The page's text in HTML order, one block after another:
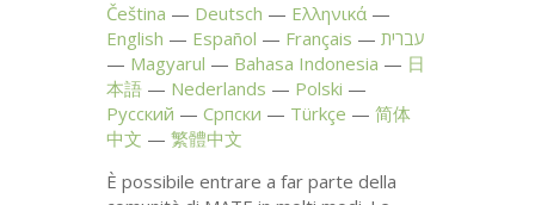
Čeština
Deutsch
Ελληνικά
English
Español Français
עברית
Magyarul
Bahasa Indonesia
日
本語
Nederlands
Polski
Русский
Српски Türkçe
简体
中文
繁體中文
È possibile entrare a far parte della